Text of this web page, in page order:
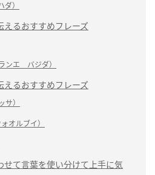
）
えるおすすめフレーズ
ンエ バジダ）
えるおすすめフレーズ
サ）
オルブイ）
せて言葉を使い分けて上手に気